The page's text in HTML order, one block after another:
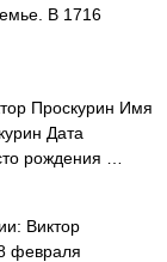
В 1716
Проскурин Имя
Дата
рождения …
Виктор
февраля